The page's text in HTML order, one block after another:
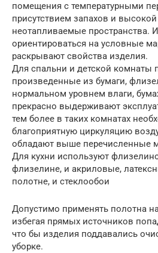
помещения с температурными
присутствием запахов и высокой
неотапливаемые пространства.
ориентироваться на условные
раскрывают свойства изделия.
Для спальни и детской комнаты
произведенные из бумаги,
нормальном уровнем влаги,
прекрасно выдерживают
тем более в таких комнатах
благоприятную циркуляцию
обладают выше перечисленные
Для кухни используют
флизелине, и акриловые,
полотне, и стеклообои
Допустимо применять полотна
избегая прямых источников
что бы изделия поддавались
уборке.